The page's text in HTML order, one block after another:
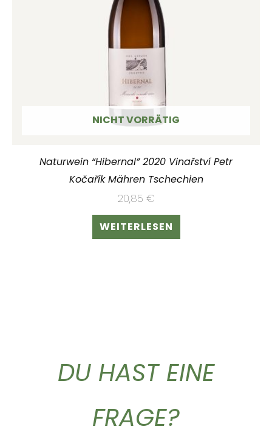
NICHT VORRÄTIG
Naturwein “Hibernal” 2020 Vinařství Petr
Kočařík Mähren Tschechien
20,85 €
WEITERLESEN
DU HAST EINE
FRAGE?